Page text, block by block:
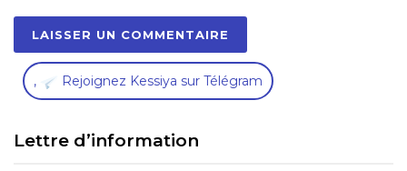
, Rejoignez Kessiya sur Télégram
Lettre d’information